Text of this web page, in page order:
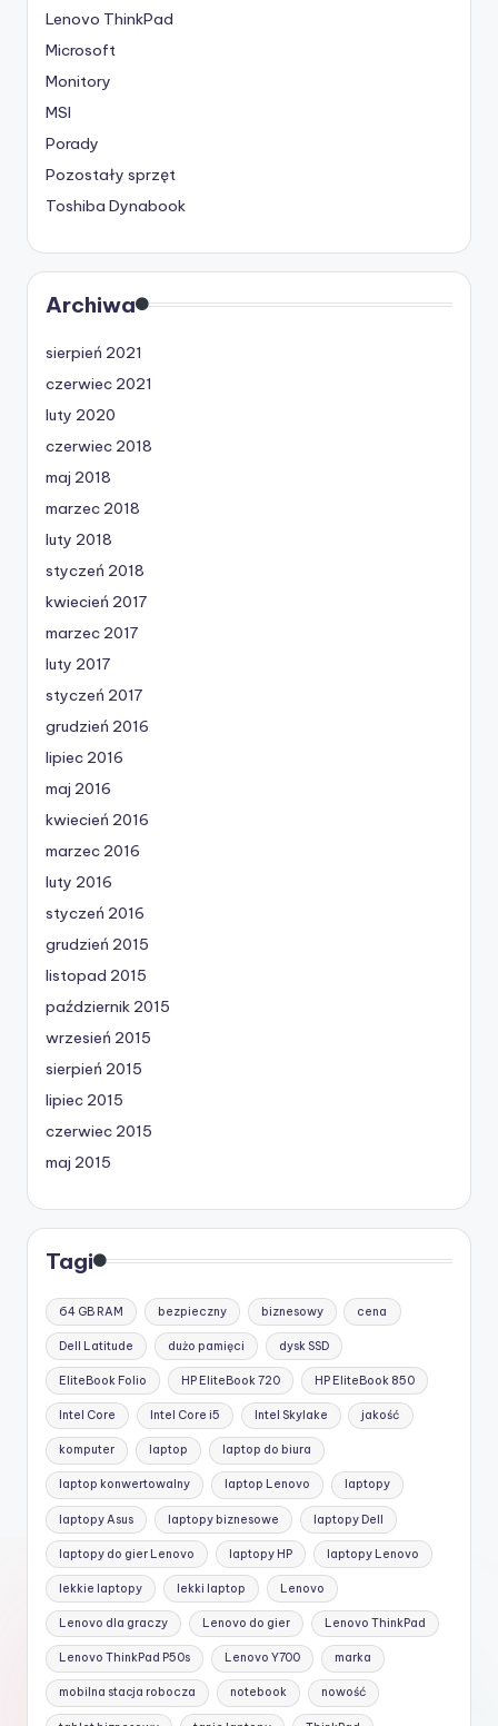
Lenovo ThinkPad
Microsoft
Monitory
MSI
Porady
Pozostały sprzęt
Toshiba Dynabook
Archiwa
sierpień 2021
czerwiec 2021
luty 2020
czerwiec 2018
maj 2018
marzec 2018
luty 2018
styczeń 2018
kwiecień 2017
marzec 2017
luty 2017
styczeń 2017
grudzień 2016
lipiec 2016
maj 2016
kwiecień 2016
marzec 2016
luty 2016
styczeń 2016
grudzień 2015
listopad 2015
październik 2015
wrzesień 2015
sierpień 2015
lipiec 2015
czerwiec 2015
maj 2015
Tagi
64 GB RAM bezpieczny biznesowy cena
Dell Latitude dużo pamięci dysk SSD
EliteBook Folio HP EliteBook 720 HP EliteBook 850
Intel Core Intel Core i5 Intel Skylake jakość
komputer laptop laptop do biura
laptop konwertowalny laptop Lenovo laptopy
laptopy Asus laptopy biznesowe laptopy Dell
laptopy do gier Lenovo laptopy HP laptopy Lenovo
lekkie laptopy lekki laptop Lenovo
Lenovo dla graczy Lenovo do gier Lenovo ThinkPad
Lenovo ThinkPad P50s Lenovo Y700 marka
mobilna stacja robocza notebook nowość